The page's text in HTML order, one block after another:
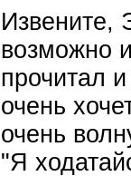
Извените,
возможно
прочитал
очень
очень
"Я